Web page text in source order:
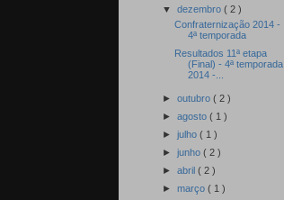
▼ dezembro ( 2 )
Confraternização 2014 -
4ª temporada
Resultados 11ª etapa
(Final) - 4ª temporada
2014 -...
► outubro ( 2 )
► agosto ( 1 )
► julho ( 1 )
► junho ( 2 )
► abril ( 2 )
► março ( 1 )